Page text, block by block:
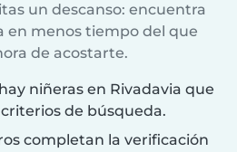
un descanso: encuentra
en menos tiempo del que
de acostarte.
niñeras en Rivadavia que
de búsqueda.
completan la verificación